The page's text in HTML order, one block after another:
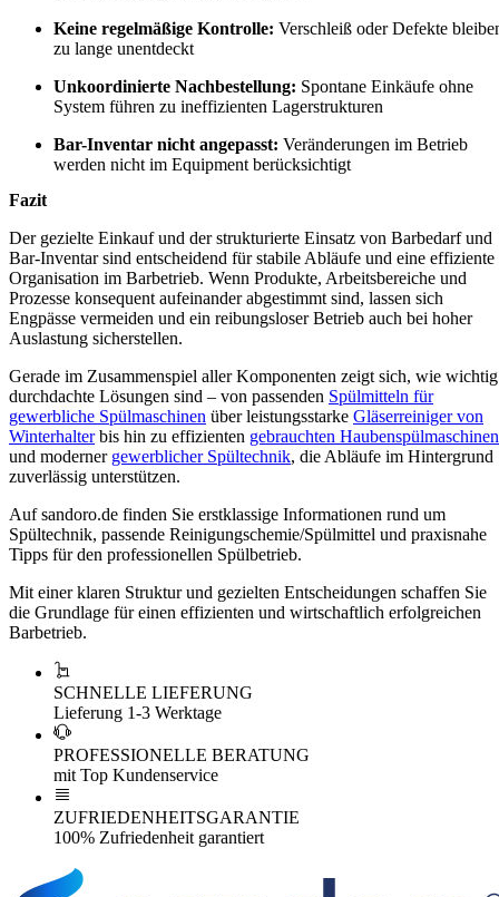
Keine regelmäßige Kontrolle: Verschleiß oder Defekte
zu lange unentdeckt
Unkoordinierte Nachbestellung: Spontane Einkäufe ohne
System führen zu ineffizienten Lagerstrukturen
Bar-Inventar nicht angepasst: Veränderungen im Betrieb
werden nicht im Equipment berücksichtigt
Fazit
Der gezielte Einkauf und der strukturierte Einsatz von Barbedarf und
Bar-Inventar sind entscheidend für stabile Abläufe und eine effiziente
Organisation im Barbetrieb. Wenn Produkte, Arbeitsbereiche und
Prozesse konsequent aufeinander abgestimmt sind, lassen sich
Engpässe vermeiden und ein reibungsloser Betrieb auch bei hoher
Auslastung sicherstellen.
Gerade im Zusammenspiel aller Komponenten zeigt sich, wie wichtig
durchdachte Lösungen sind – von passenden Spülmitteln für
gewerbliche Spülmaschinen über leistungsstarke Gläserreiniger von
Winterhalterbis hin zu effizienten gebrauchten Haubenspülmaschinen
und moderner gewerblicher Spültechnik, die Abläufe im Hintergrund
zuverlässig unterstützen.
Auf sandoro.de finden Sie erstklassige Informationen rund um
Spültechnik, passende Reinigungschemie/Spülmittel und praxisnahe
Tipps für den professionellen Spülbetrieb.
Mit einer klaren Struktur und gezielten Entscheidungen schaffen Sie
die Grundlage für einen effizienten und wirtschaftlich erfolgreichen
Barbetrieb.
SCHNELLE LIEFERUNG
Lieferung 1-3 Werktage
PROFESSIONELLE BERATUNG
mit Top Kundenservice
ZUFRIEDENHEITSGARANTIE
100% Zufriedenheit garantiert